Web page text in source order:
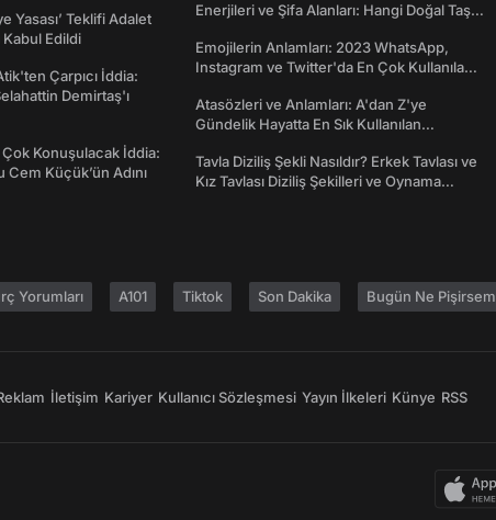
Yasası’ Teklifi Adalet
Edildi
Çarpıcı İddia:
Demirtaş'ı
Çok Konuşulacak İddia:
Cem Küçük’ün Adını
Enerjileri ve Şifa Alanları: Hangi Doğal Taş
Emojilerin Anlamları: 2023 WhatsApp,
Instagram ve Twitter'da En Çok Kullanılan
Atasözleri ve Anlamları: A'dan Z'ye
Gündelik Hayatta En Sık Kullanılan
Tavla Diziliş Şekli Nasıldır? Erkek Tavlası ve
Kız Tavlası Diziliş Şekilleri ve Oynama
Yorumları A101 Tiktok Son Dakika Bugün Ne Pişirsem
İletişim Kariyer Kullanıcı Sözleşmesi Yayın İlkeleri Künye RSS